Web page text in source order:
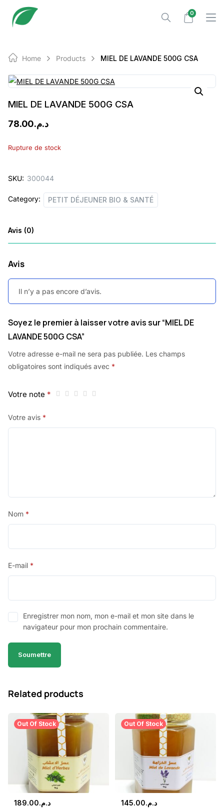
0
Home Products MIEL DE LAVANDE 500G CSA
MIEL DE LAVANDE 500G CSA
د.م.78.00
Rupture de stock
SKU: 300044
Category: PETIT DÉJEUNER BIO & SANTÉ
Avis (0)
Avis
Il n’y a pas encore d’avis.
Soyez le premier à laisser votre avis sur “MIEL DE
LAVANDE 500G CSA”
Votre adresse e-mail ne sera pas publiée. Les champs
obligatoires sont indiqués avec *
Votre note *
Votre avis *
Nom *
E-mail *
Enregistrer mon nom, mon e-mail et mon site dans le
navigateur pour mon prochain commentaire.
Related products
Out Of Stock
د.م.189.00
Out Of Stock
د.م.145.00